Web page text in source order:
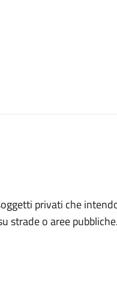
privati che
strade o aree pubbliche.